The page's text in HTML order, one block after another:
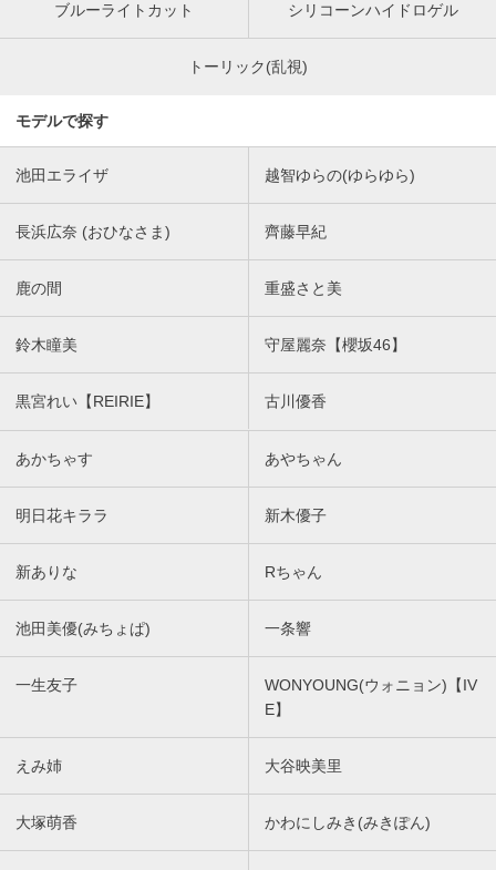
ブルーライトカット シリコーンハイドロゲル
トーリック(乱視)
モデルで探す
池田エライザ 越智ゆらの(ゆらゆら)
長浜広奈 (おひなさま) 齊藤早紀
鹿の間 重盛さと美
鈴木瞳美 守屋麗奈【櫻坂46】
黒宮れい【REIRIE】 古川優香
あかちゃす あやちゃん
明日花キララ 新木優子
新ありな Rちゃん
池田美優(みちょぱ) 一条響
一生友子
WONYOUNG(ウォニョン)【IV
E】
えみ姉 大谷映美里
大塚萌香 かわにしみき(みきぽん)